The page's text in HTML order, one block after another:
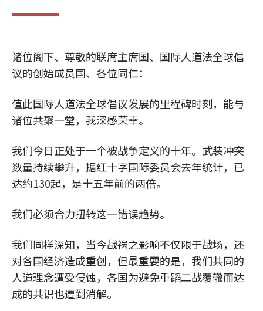
诸位阁下、尊敬的联席主席国、国际人道法全球倡
议的创始成员国、各位同仁：
值此国际人道法全球倡议发展的里程碑时刻，能与
诸位共聚一堂，我深感荣幸。
我们今日正处于一个被战争定义的十年。武装冲突
数量持续攀升，据红十字国际委员会去年统计，已
达约130起，是十五年前的两倍。
我们必须合力扭转这一错误趋势。
我们同样深知，当今战祸之影响不仅限于战场，还
对各国经济造成重创，但最重要的是，我们共同的
人道理念遭受侵蚀，各国为避免重蹈二战覆辙而达
成的共识也遭到消解。